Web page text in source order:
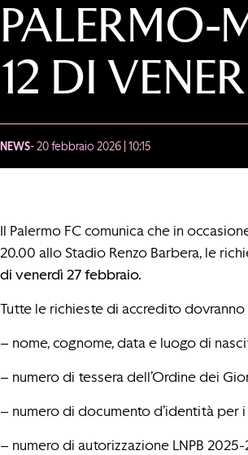
PALERMO-
12 DI
NEWS- 20 febbraio 2026 | 10:15
Il Palermo FC comunica che in
20.00 allo Stadio Renzo Barbera, le
di venerdì 27 febbraio.
Tutte le richieste di accredito
– nome, cognome, data e luogo di
– numero di tessera dell’Ordine dei
– numero di documento d’identità per
– numero di autorizzazione LNPB